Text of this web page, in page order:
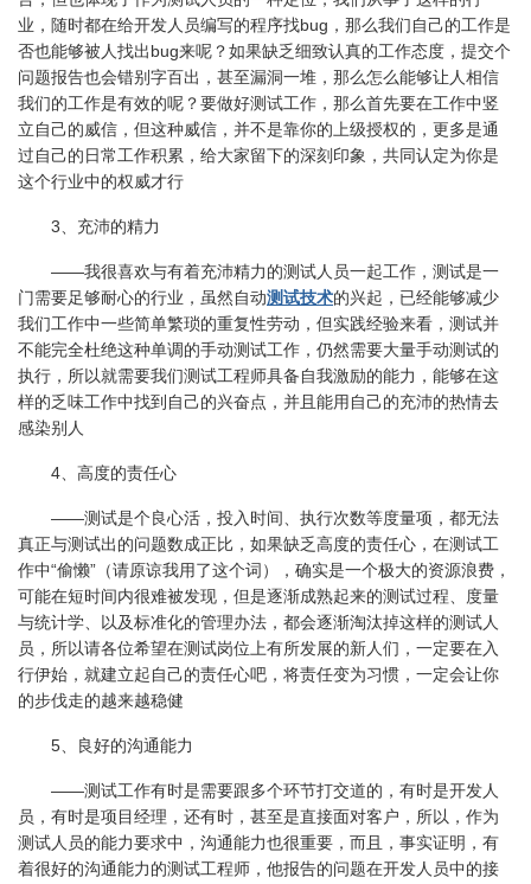
业，随时都在给开发人员编写的程序找bug，那么我们自己的工作是
否也能够被人找出bug来呢？如果缺乏细致认真的工作态度，提交个
问题报告也会错别字百出，甚至漏洞一堆，那么怎么能够让人相信
我们的工作是有效的呢？要做好测试工作，那么首先要在工作中竖
立自己的威信，但这种威信，并不是靠你的上级授权的，更多是通
过自己的日常工作积累，给大家留下的深刻印象，共同认定为你是
这个行业中的权威才行
3、充沛的精力
——我很喜欢与有着充沛精力的测试人员一起工作，测试是一
门需要足够耐心的行业，虽然自动测试技术的兴起，已经能够减少
我们工作中一些简单繁琐的重复性劳动，但实践经验来看，测试并
不能完全杜绝这种单调的手动测试工作，仍然需要大量手动测试的
执行，所以就需要我们测试工程师具备自我激励的能力，能够在这
样的乏味工作中找到自己的兴奋点，并且能用自己的充沛的热情去
感染别人
4、高度的责任心
——测试是个良心活，投入时间、执行次数等度量项，都无法
真正与测试出的问题数成正比，如果缺乏高度的责任心，在测试工
作中“偷懒”（请原谅我用了这个词），确实是一个极大的资源浪费，
可能在短时间内很难被发现，但是逐渐成熟起来的测试过程、度量
与统计学、以及标准化的管理办法，都会逐渐淘汰掉这样的测试人
员，所以请各位希望在测试岗位上有所发展的新人们，一定要在入
行伊始，就建立起自己的责任心吧，将责任变为习惯，一定会让你
的步伐走的越来越稳健
5、良好的沟通能力
——测试工作有时是需要跟多个环节打交道的，有时是开发人
员，有时是项目经理，还有时，甚至是直接面对客户，所以，作为
测试人员的能力要求中，沟通能力也很重要，而且，事实证明，有
着很好的沟通能力的测试工程师，他报告的问题在开发人员中的接